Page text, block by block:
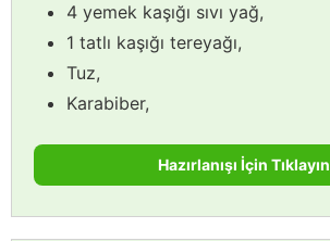
4 yemek kaşığı sıvı yağ,
1 tatlı kaşığı tereyağı,
Tuz,
Karabiber,
Hazırlanışı İçin Tıklayın